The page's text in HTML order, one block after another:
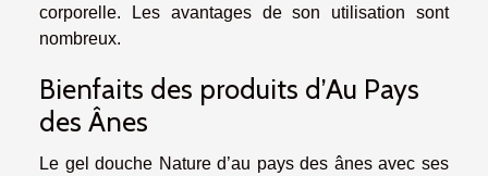
corporelle. Les avantages de son utilisation sont
nombreux.
Bienfaits des produits d’Au Pays
des Ânes
Le gel douche Nature d’au pays des ânes avec ses